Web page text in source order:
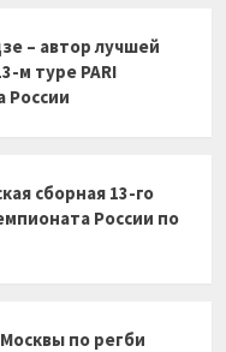
– автор лучшей
м туре PARI
России
сборная 13-го
России по
по регби